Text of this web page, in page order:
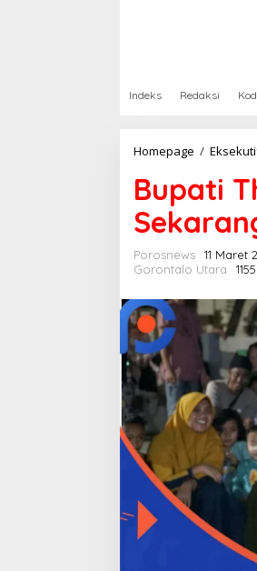
Indeks Redaksi
Homepage /
Bupati
Porosnews
11 Maret
Gorontalo Utara